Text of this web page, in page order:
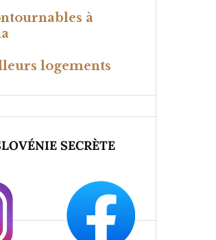
à
logements
SECRÈTE